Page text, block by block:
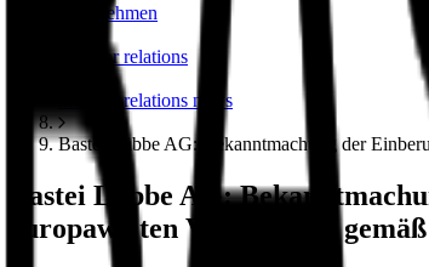
unternehmen
investor relations
investor relations news
Bastei Lübbe AG: Bekanntmachung der
Bastei Lübbe AG:
europaweiten Verbreitung